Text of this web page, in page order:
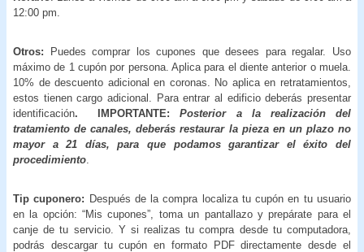
12:00 pm.
Otros:
Puedes comprar los cupones que desees para regalar. Uso
máximo de 1 cupón por persona. Aplica para el diente anterior o muela.
10% de descuento adicional en coronas. No aplica en retratamientos,
estos tienen cargo adicional. Para entrar al edificio deberás presentar
identificación. IMPORTANTE:
Posterior a la realización del
tratamiento de canales, deberás restaurar la pieza en un plazo no
mayor a 21 días, para que podamos garantizar el éxito del
procedimiento
Tip cuponero: Después de la compra localiza tu cupón en tu usuario
en la opción: “Mis cupones”, toma un pantallazo y prepárate para el
canje de tu servicio. Y si realizas tu compra desde tu computadora,
podrás descargar tu cupón en formato PDF directamente desde el